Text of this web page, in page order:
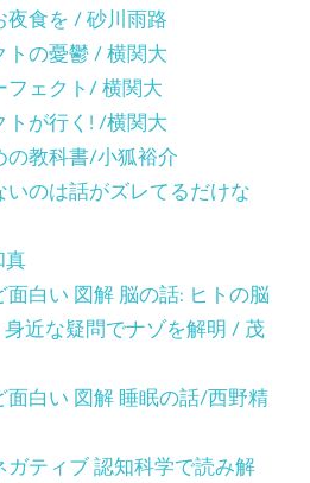
食を / 砂川雨路
トの憂鬱 / 横関大
ェクト/ 横関大
トが行く! /横関大
の教科書/小狐裕介
のは話がズレてるだけな
真
白い 図解 脳の話: ヒトの脳
近な疑問でナゾを解明 / 茂
白い 図解 睡眠の話/西野精
ティブ 認知科学で読み解